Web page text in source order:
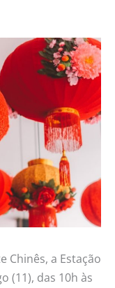
Chinês, a Estação
(11), das 10h às